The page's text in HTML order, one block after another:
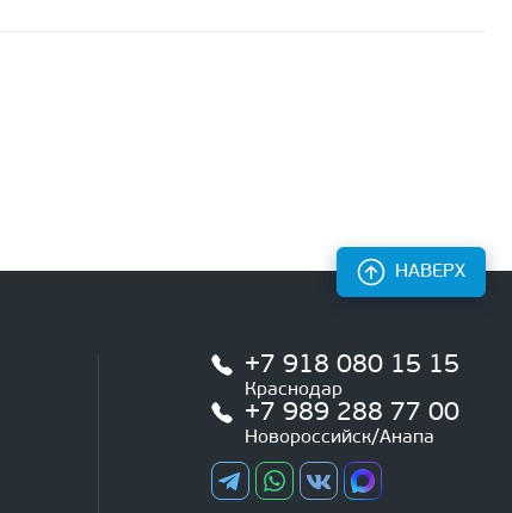
+7 918 080 15 15
Краснодар
+7 989 288 77 00
Новороссийск/Анапа
НАВЕРХ